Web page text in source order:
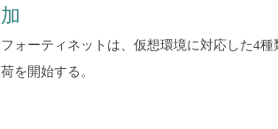
加
フォーティネットは、仮想環境に対応した4
荷を開始する。